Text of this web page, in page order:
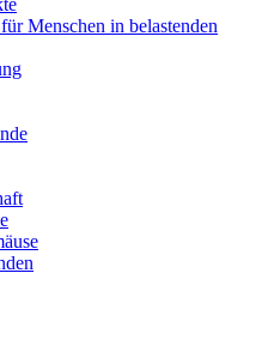
Menschen in belastenden